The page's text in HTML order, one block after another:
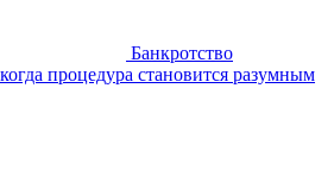
Банкротство
процедура становится разумным